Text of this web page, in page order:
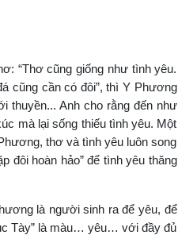
“Thơ cũng giống như tình yêu.
cũng cần có đôi”, thì Y Phương
thuyền... Anh cho rằng đến như
mà lại sống thiếu tình yêu. Một
thơ và tình yêu luôn song
đôi hoàn hảo” để tình yêu thăng
là người sinh ra để yêu, để
Tày” là màu… yêu… với đầy đủ